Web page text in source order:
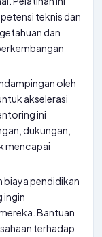
teknis dan
dan
oleh
akselerasi
ini
dukungan,
mencapai
biaya pendidikan
ingin
Bantuan
terhadap